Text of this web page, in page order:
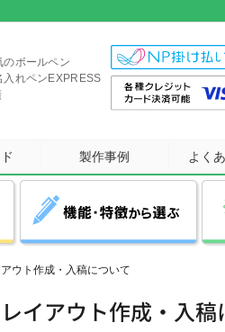
のボールペン
入れペンEXPRESS
製作事例 よく
ル
ールペン
スムースタッチ
書き味・肌触り滑らかな
タッチペン付きボールペン
ーム
書き味が
ーズ！
サラサ
さらさらとした書き心地が
最後まで続く！
ン
分けが
色ペン
タッチペン付き
タッチペン付きの
多機能ボールペン！
品 ZEBRA(ゼブラ)
ナ) シヤチハタ
ト オープンキャンパス
ウト作成・入稿について
イアウト作成・入稿